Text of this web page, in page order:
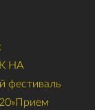
НА
фестиваль